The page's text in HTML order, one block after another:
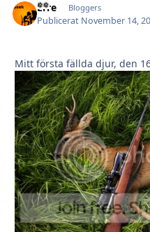
Erre Bloggers
Publicerat November 14,
Mitt första fällda djur, den